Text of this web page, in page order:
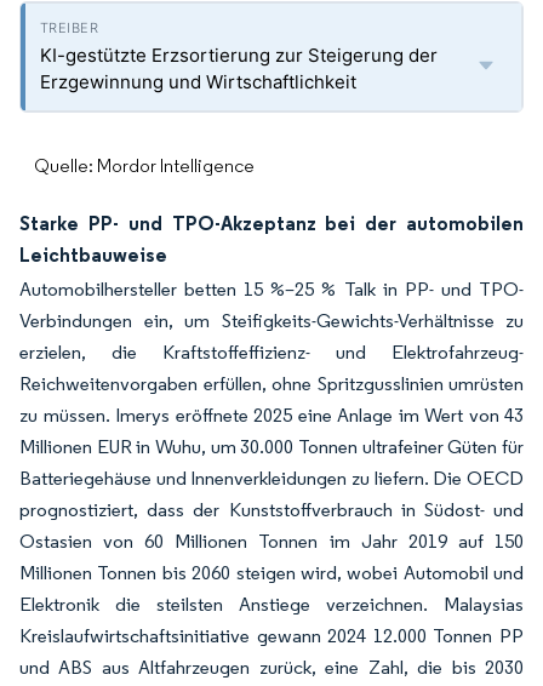
KI-gestützte Erzsortierung zur Steigerung der
Erzgewinnung und Wirtschaftlichkeit
Quelle: Mordor Intelligence
Starke PP- und TPO-Akzeptanz bei der automobilen
Leichtbauweise
Automobilhersteller betten 15 %–25 % Talk in PP- und TPO-
Verbindungen ein, um Steifigkeits-Gewichts-Verhältnisse zu
erzielen, die Kraftstoffeffizienz- und Elektrofahrzeug-
Reichweitenvorgaben erfüllen, ohne Spritzgusslinien umrüsten
zu müssen. Imerys eröffnete 2025 eine Anlage im Wert von 43
Millionen EUR in Wuhu, um 30.000 Tonnen ultrafeiner Güten für
Batteriegehäuse und Innenverkleidungen zu liefern. Die OECD
prognostiziert, dass der Kunststoffverbrauch in Südost- und
Ostasien von 60 Millionen Tonnen im Jahr 2019 auf 150
Millionen Tonnen bis 2060 steigen wird, wobei Automobil und
Elektronik die steilsten Anstiege verzeichnen. Malaysias
Kreislaufwirtschaftsinitiative gewann 2024 12.000 Tonnen PP
und ABS aus Altfahrzeugen zurück, eine Zahl, die bis 2030